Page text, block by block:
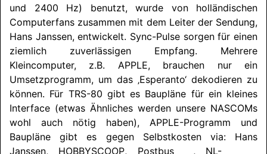
und 2400 Hz) benutzt, wurde von holländischen
Computerfans zusammen mit dem Leiter der Sendung,
Hans Janssen, entwickelt. Sync-Pulse sorgen für einen
ziemlich zuverlässigen Empfang. Mehrere
Kleincomputer, z.B. APPLE, brauchen nur ein
Umsetzprogramm, um das ‚Esperanto‘ dekodieren zu
können. Für TRS-80 gibt es Baupläne für ein kleines
Interface (etwas Ähnliches werden unsere NASCOMs
wohl auch nötig haben), APPLE-Programm und
Baupläne gibt es gegen Selbstkosten via: Hans
Janssen, HOB­BY­SCOOP, Postbus __, NL-____ __